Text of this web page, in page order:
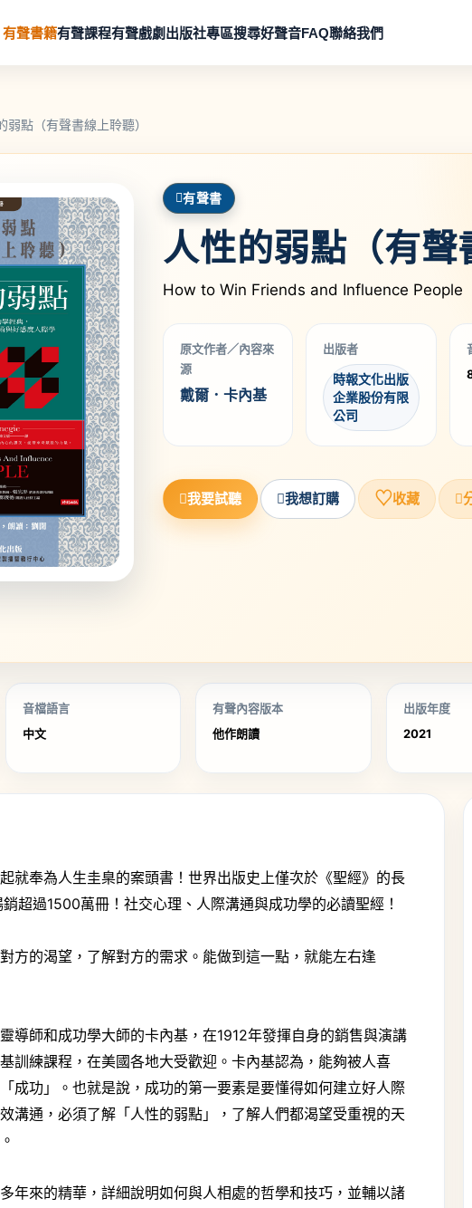
有聲書籍有聲課程有聲戲劇 出版社專區搜尋好聲音FAQ聯絡我們
弱點（有聲書線上聆聽）
有聲書
人性的弱點（有聲
How to Win Friends and Influence People
原文作者／內容來
源
戴爾．卡內基
出版者
時報文化出版
企業股份有限
公司
我要試聽 我想訂購 ♡收藏
音檔語言
中文
有聲內容版本
他作朗讀
出版年度
2021
就奉為人生圭臬的案頭書！世界出版史上僅次於《聖經》的長
超過1500萬冊！社交心理、人際溝通與成功學的必讀聖經！
方的渴望，了解對方的需求。能做到這一點，就能左右逢
導師和成功學大師的卡內基，在1912年發揮自身的銷售與演講
訓練課程，在美國各地大受歡迎。卡內基認為，能夠被人喜
成功」。也就是說，成功的第一要素是要懂得如何建立好人際
溝通，必須了解「人性的弱點」，了解人們都渴望受重視的天
年來的精華，詳細說明如何與人相處的哲學和技巧，並輔以諸